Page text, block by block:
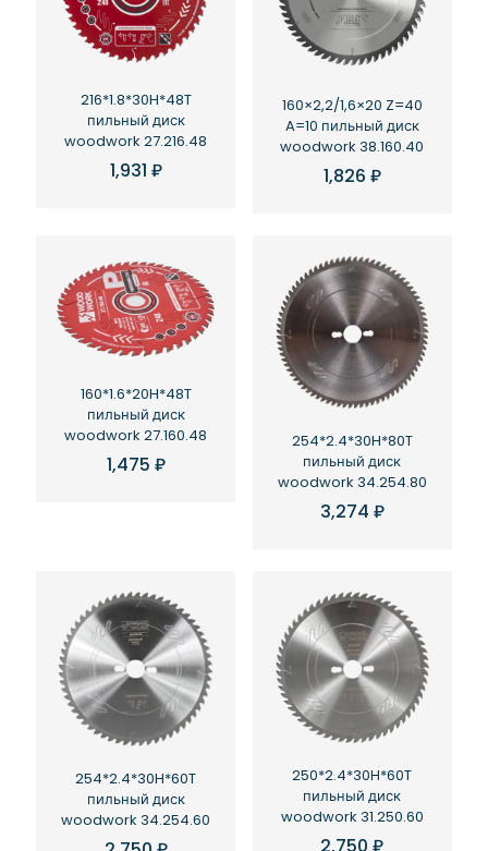
216*1.8*30H*48T
пильный диск
woodwork 27.216.48
1,931 ₽
160×2,2/1,6×20 Z=40
A=10 пильный диск
woodwork 38.160.40
1,826 ₽
160*1.6*20H*48T
пильный диск
woodwork 27.160.48
1,475 ₽
254*2.4*30H*80T
пильный диск
woodwork 34.254.80
3,274 ₽
254*2.4*30H*60T
пильный диск
woodwork 34.254.60
250*2.4*30H*60T
пильный диск
woodwork 31.250.60